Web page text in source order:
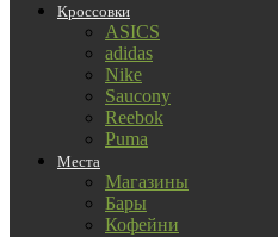
Кроссовки
ASICS
adidas
Nike
Saucony
Reebok
Puma
Места
Магазины
Бары
Кофейни